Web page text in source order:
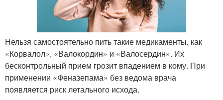
Нельзя самостоятельно пить такие медикаменты, как
«Корвалол», «Валокордин» и «Валосердин». Их
бесконтрольный прием грозит впадением в кому. При
применении «Феназепама» без ведома врача
появляется риск летального исхода.